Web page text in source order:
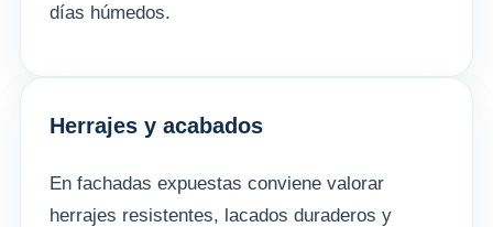
días húmedos.
Herrajes y acabados
En fachadas expuestas conviene valorar
herrajes resistentes, lacados duraderos y